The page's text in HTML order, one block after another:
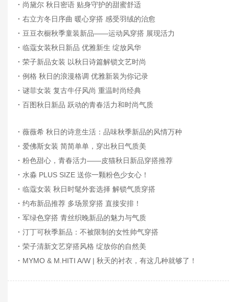
· 尚黛尔 秋日密语 贴身守护的甜蜜舒适
· 右立方冬日序曲 暖心穿搭 感受羽绒的治愈
· 豆豆衣橱秋季童装新品——运动风穿搭 展现活力
· 临蔻女装秋日新品 优雅新生 绽放风华
· 荣子新品女装 以秋日诗篇解锁文艺时尚
· 例格 秋日的浪漫格调 优雅新装为你记录
· 谜菲女装 复古牛仔风尚 重温时尚经典
· 百图秋日新品 跃动的青春活力和时尚气质
· 薇薇希 秋日的诗意生活：品味秋季新品的风情万种
· 爱佛斯女装 简简单单，穿出秋日气质美
· 粉色甜心，青春活力——皮猫秋日新品穿搭推荐
· 水淼 PLUS SIZE 送你一颗粉色少女心！
· 临蔻女装 秋日时髦外套选择 解锁气质穿搭
· 约布新品推荐 多场景穿搭 直接安排！
· 军绿色穿搭 青丝织晚新品的魅力与气质
· 汀丁可秋季新品：不被限制的女性帅气穿搭
· 荣子清新文艺穿搭风格 绽放你的自然美
· MYMO & M.HITI A/W | 秋天的衬衣，有这几种就够了！